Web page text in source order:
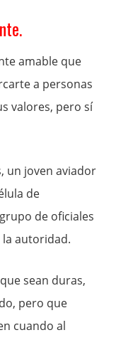
amable que
a personas
valores, pero sí
un joven aviador
de
de oficiales
autoridad.
sean duras,
pero que
cuando al